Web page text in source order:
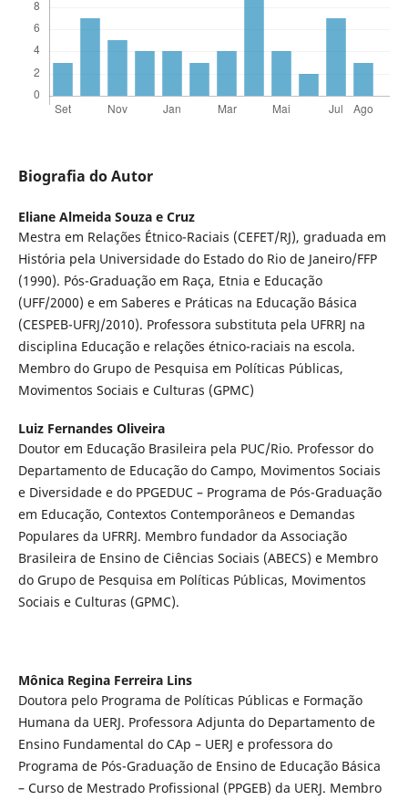
Biografia do Autor
Eliane Almeida Souza e Cruz
Mestra em Relações Étnico-Raciais (CEFET/RJ), graduada em
História pela Universidade do Estado do Rio de Janeiro/FFP
(1990). Pós-Graduação em Raça, Etnia e Educação
(UFF/2000) e em Saberes e Práticas na Educação Básica
(CESPEB-UFRJ/2010). Professora substituta pela UFRRJ na
disciplina Educação e relações étnico-raciais na escola.
Membro do Grupo de Pesquisa em Políticas Públicas,
Movimentos Sociais e Culturas (GPMC)
Luiz Fernandes Oliveira
Doutor em Educação Brasileira pela PUC/Rio. Professor do
Departamento de Educação do Campo, Movimentos Sociais
e Diversidade e do PPGEDUC – Programa de Pós-Graduação
em Educação, Contextos Contemporâneos e Demandas
Populares da UFRRJ. Membro fundador da Associação
Brasileira de Ensino de Ciências Sociais (ABECS) e Membro
do Grupo de Pesquisa em Políticas Públicas, Movimentos
Sociais e Culturas (GPMC).
Mônica Regina Ferreira Lins
Doutora pelo Programa de Políticas Públicas e Formação
Humana da UERJ. Professora Adjunta do Departamento de
Ensino Fundamental do CAp – UERJ e professora do
Programa de Pós-Graduação de Ensino de Educação Básica
– Curso de Mestrado Profissional (PPGEB) da UERJ. Membro